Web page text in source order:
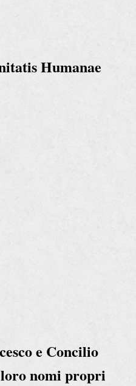
Humanae
e Concilio
nomi propri